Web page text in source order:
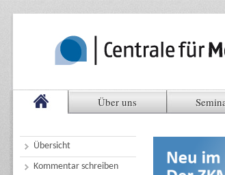
Über uns
Übersicht
Kommentar schreiben